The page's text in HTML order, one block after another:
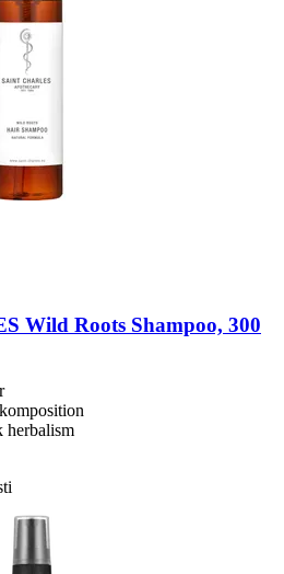
Wild Roots Shampoo, 300
herbalism